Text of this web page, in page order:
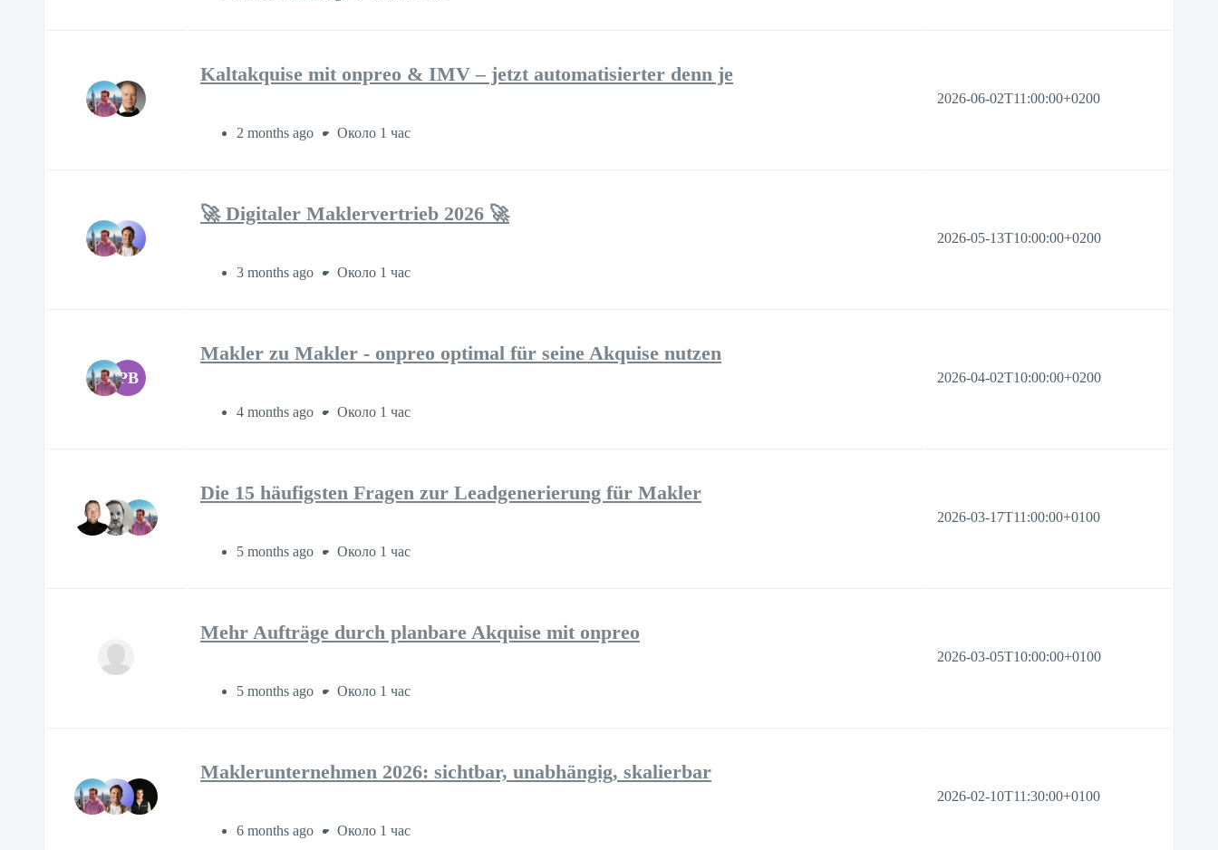
Kaltakquise mit onpreo & IMV – jetzt automatisierter denn je
2 months ago Около 1 час
2026-06-02T11:00:00+0200
🚀 Digitaler Maklervertrieb 2026 🚀
3 months ago Около 1 час
2026-05-13T10:00:00+0200
PB
Makler zu Makler - onpreo optimal für seine Akquise nutzen
4 months ago Около 1 час
2026-04-02T10:00:00+0200
Die 15 häufigsten Fragen zur Leadgenerierung für Makler
5 months ago Около 1 час
2026-03-17T11:00:00+0100
Mehr Aufträge durch planbare Akquise mit onpreo
5 months ago Около 1 час
2026-03-05T10:00:00+0100
Maklerunternehmen 2026: sichtbar, unabhängig, skalierbar
6 months ago Около 1 час
2026-02-10T11:30:00+0100